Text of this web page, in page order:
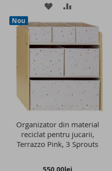
ADAUGATI
LA
LISTA
DE
DORINTE
ADAUGATI
PENTRU
COMPARARE
Nou
Organizator din material
reciclat pentru jucarii,
Terrazzo Pink, 3 Sprouts